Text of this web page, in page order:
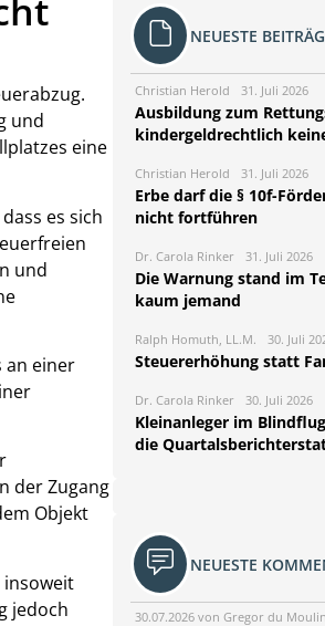
und
eine
es sich
und
an einer
der Zugang
Objekt
insoweit
jedoch
NEUESTE
Christian Herold 31. Juli 2026
Ausbildung zum
kindergeldrechtlich
Christian Herold 31. Juli 2026
Erbe darf die § 10f-
nicht fortführen
Dr. Carola Rinker 31. Juli 2026
Die Warnung stand im
kaum jemand
Ralph Homuth, LL.M. 30. Juli
Steuererhöhung statt
Dr. Carola Rinker 30. Juli 2026
Kleinanleger im
die
NEUESTE
30.07.2026 von Gregor du